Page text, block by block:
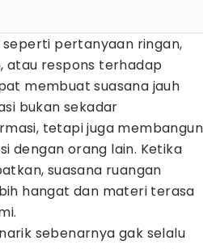
pertanyaan ringan,
atau respons terhadap
membuat suasana jauh
bukan sekadar
tetapi juga membangun
dengan orang lain. Ketika
suasana ruangan
hangat dan materi terasa
sebenarnya gak selalu